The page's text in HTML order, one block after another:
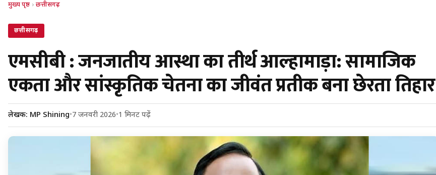
मुख्य पृष्ठ › छत्तीसगढ़
छत्तीसगढ़
एमसीबी : जनजातीय आस्था का तीर्थ आल्हामाड़ा: सामाजिक
एकता और सांस्कृतिक चेतना का जीवंत प्रतीक बना छेरता तिहार
लेखक: MP Shining•7 जनवरी 2026•1 मिनट पढ़ें